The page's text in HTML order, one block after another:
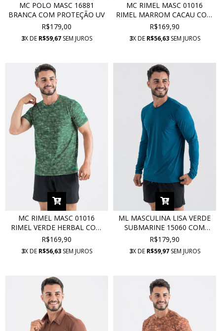
MC POLO MASC 16881
BRANCA COM PROTEÇÃO UV
R$179,00
3X DE R$59,67SEM JUROS
MC RIMEL MASC 01016
RIMEL MARROM CACAU COM
PROTEÇÃO UV
R$169,90
3X DE R$56,63SEM JUROS
MC RIMEL MASC 01016
RIMEL VERDE HERBAL COM
PROTEÇÃO UV
R$169,90
3X DE R$56,63SEM JUROS
ML MASCULINA LISA VERDE
SUBMARINE 15060 COM
PROTEÇÃO UV
R$179,90
3X DE R$59,97SEM JUROS